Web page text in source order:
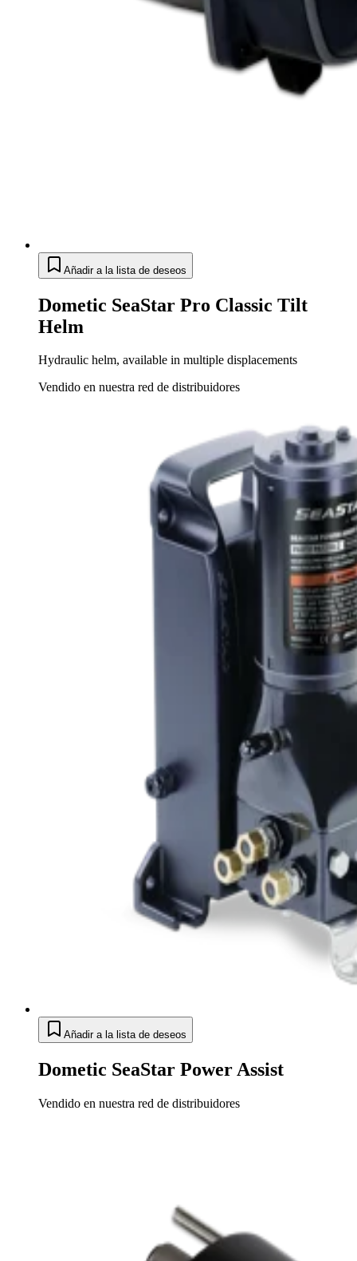
Añadir a la lista de deseos
Dometic SeaStar Pro Classic Tilt
Helm
Hydraulic helm, available in multiple displacements
Vendido en nuestra red de distribuidores
Añadir a la lista de deseos
Dometic SeaStar Power Assist
Vendido en nuestra red de distribuidores